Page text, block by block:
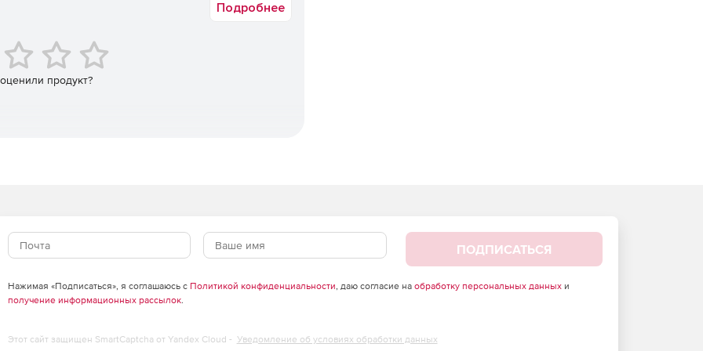
зафиксированные в российских нормативных
формированием выходной проектной
знаков, зеленых насаждений и малых
Подробнее
продукт?
ПОДПИСАТЬСЯ
Нажимая «Подписаться», я соглашаюсь с Политикой конфиденциальности, даю согласие на обработку персональных данныхи
получение информационных рассылок.
Этот сайт защищен SmartCaptcha от Yandex Cloud - Уведомление об условиях обработки данных